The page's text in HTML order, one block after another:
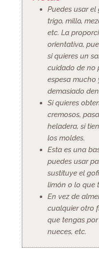
Puedes usar
trigo, millo,
etc. La
orientativa,
si quieres un
cuidado de no
espesa mucho
demasiado
Si quieres
cremosos,
heladera, si
los moldes.
Esta es una
puedes usar
sustituye el
limón o lo que
En vez de
cualquier otro
que tengas
nueces, etc.